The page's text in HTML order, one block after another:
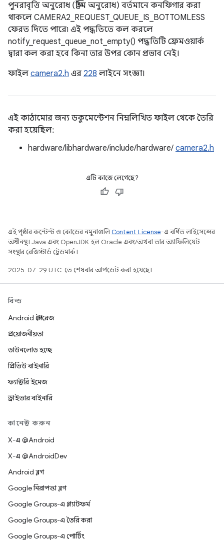
পুনরাবৃত্তি অনুরোধ (স্ট্রিম অনুরোধ) বর্তমানে কনফিগার করা
থাকলে CAMERA2_REQUEST_QUEUE_IS_BOTTOMLESS
ফেরত দিতে পারে৷ এই পদ্ধতিতে কল করলে
notify_request_queue_not_empty() পদ্ধতিটি ফ্রেমওয়ার্ক
দ্বারা কল করা হবে কিনা তার উপর কোন প্রভাব নেই।
ফাইল camera2.h এর 228 লাইনে সংজ্ঞা।
এই কাঠামোর জন্য ডকুমেন্টেশন নিম্নলিখিত ফাইল থেকে তৈরি
করা হয়েছিল:
hardware/libhardware/include/hardware/ camera2.h
এটি কাজে লেগেছে?
এই পৃষ্ঠার কন্টেন্ট ও কোডের নমুনাগুলিContent License-এ বর্ণিত লাইসেন্সের
অধীনস্থ। Java এবং OpenJDK হল Oracle এবং/অথবা তার অ্যাফিলিয়েট
সংস্থার রেজিস্টার্ড ট্রেডমার্ক।
2025-07-29 UTC-তে শেষবার আপডেট করা হয়েছে।
বিল্ড
Android স্টোরেজ
প্রয়োজনীয়তা
ডাউনলোড হচ্ছে
প্রিভিউ বাইনারি
ফ্যাক্টরি ইমেজ
ড্রাইভার বাইনারি
কানেক্ট করুন
X-এ @Android
X-এ @AndroidDev
Android ব্লগ
Google নিরাপত্তা ব্লগ
Google Groups-এ প্ল্যাটফর্ম
Google Groups-এ তৈরি করা
Google Groups-এ পোর্টিং